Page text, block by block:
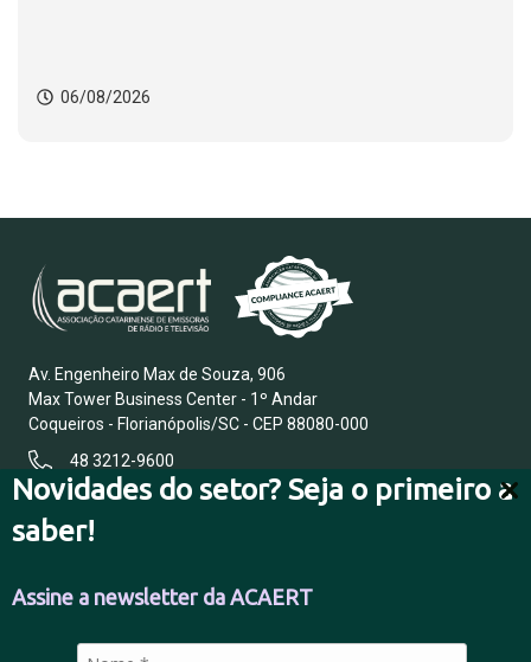
Novidades do setor? Seja o primeiro a
saber!
Assine a newsletter da ACAERT
06/08/2026
Av. Engenheiro Max de Souza, 906
Max Tower Business Center - 1º Andar
Coqueiros - Florianópolis/SC - CEP 88080-000
48 3212-9600
FALE CONOSCO